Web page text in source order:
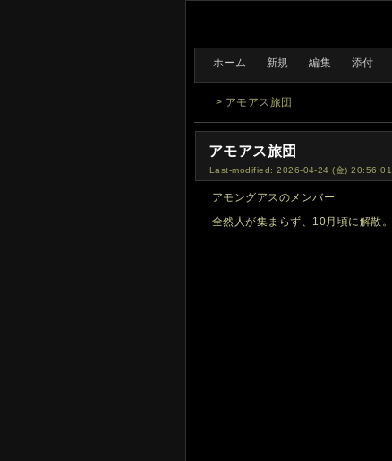
ホーム 新規 編集 添付
> アモアス旅団
アモアス旅団
Last-modified: 2026-04-24 (金) 20:56:01
アモングアスのメンバー
全然人が集まらず、10月頃に解散。